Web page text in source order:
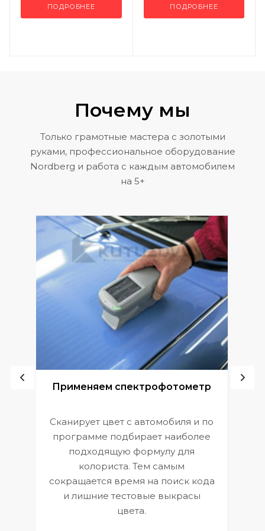
ПОДРОБНЕЕ ПОДРОБНЕЕ
Почему мы
Только грамотные мастера с золотыми
руками, профессиональное оборудование
Nordberg и работа с каждым автомобилем
на 5+
Применяем спектрофотометр
Сканирует цвет с автомобиля и по
программе подбирает наиболее
подходящую формулу для
колориста. Тем самым
сокращается время на поиск кода
и лишние тестовые выкрасы
цвета.